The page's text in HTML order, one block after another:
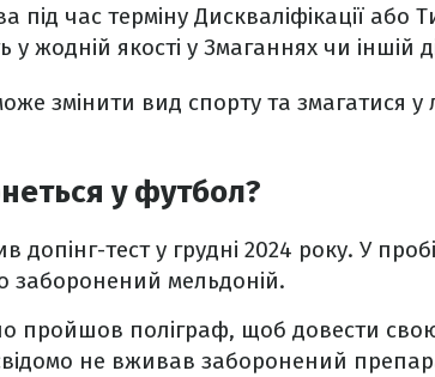
під час терміну Дискваліфікації або
жодній якості у Змаганнях чи іншій
змінити вид спорту та змагатися у
у футбол?
тест у грудні 2024 року. У
заборонений мельдоній.
пройшов поліграф, щоб довести
не вживав заборонений